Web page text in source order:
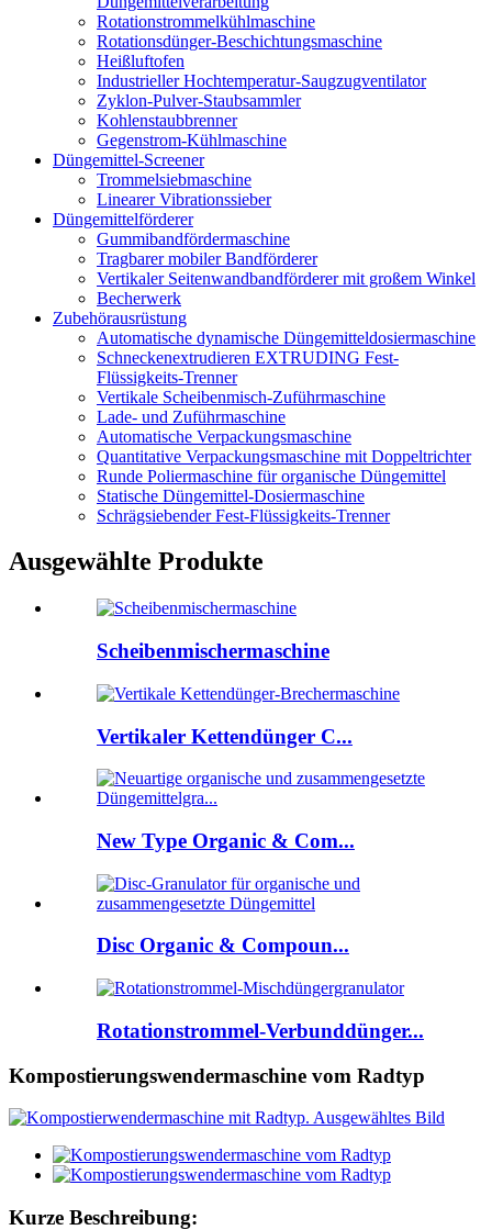
Rotationstrommelkühlmaschine
Rotationsdünger-Beschichtungsmaschine
Heißluftofen
Industrieller Hochtemperatur-Saugzugventilator
Zyklon-Pulver-Staubsammler
Kohlenstaubbrenner
Gegenstrom-Kühlmaschine
Düngemittel-Screener
Trommelsiebmaschine
Linearer Vibrationssieber
Düngemittelförderer
Gummibandfördermaschine
Tragbarer mobiler Bandförderer
Vertikaler Seitenwandbandförderer mit großem Winkel
Becherwerk
Zubehörausrüstung
Automatische dynamische Düngemitteldosiermaschine
Schneckenextrudieren EXTRUDING Fest-
Flüssigkeits-Trenner
Vertikale Scheibenmisch-Zuführmaschine
Lade- und Zuführmaschine
Automatische Verpackungsmaschine
Quantitative Verpackungsmaschine mit Doppeltrichter
Runde Poliermaschine für organische Düngemittel
Statische Düngemittel-Dosiermaschine
Schrägsiebender Fest-Flüssigkeits-Trenner
Ausgewählte Produkte
Scheibenmischermaschine
Vertikaler Kettendünger C...
New Type Organic & Com...
Disc Organic & Compoun...
Rotationstrommel-Verbunddünger...
Kompostierungswendermaschine vom Radtyp
Kurze Beschreibung: